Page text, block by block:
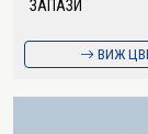
ЗАПАЗИ
ВИЖ